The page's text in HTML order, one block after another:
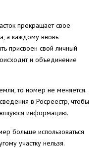
прекращает свое
а каждому вновь
присвоен свой личный
и объединение
то номер не меняется.
в Росреестр, чтобы
информацию.
больше использоваться
участку нельзя.